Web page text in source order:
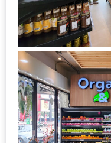
200
บาท
ชี้
เบาะแส
ความ
อร่อย
ตาม